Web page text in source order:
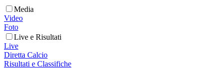
Media
Video
Foto
Live e Risultati
Live
Diretta Calcio
Risultati e Classifiche